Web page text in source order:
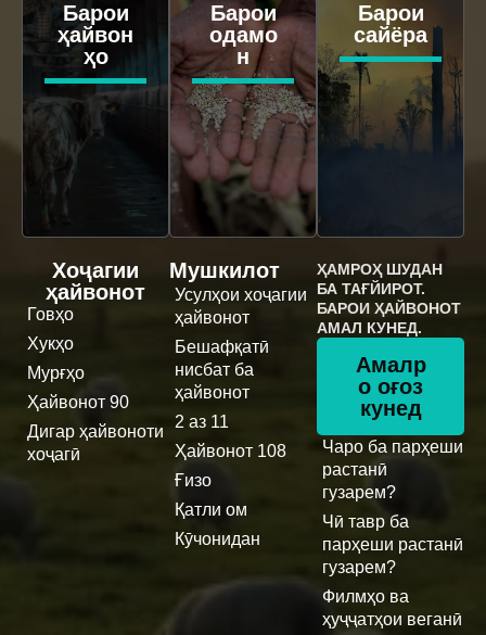
Барои
ҳайвон
ҳо
Барои
одамо
н
Барои
сайёра
Хоҷагии
ҳайвонот
Говҳо
Хукҳо
Мурғҳо
Ҳайвонот 90
Дигар ҳайвоноти
хоҷагӣ
Мушкилот
Усулҳои хоҷагии
ҳайвонот
Бешафқатӣ
нисбат ба
ҳайвонот
2 аз 11
Ҳайвонот 108
Ғизо
Қатли ом
Кӯчонидан
ҲАМРОҲ ШУДАН
БА ТАҒЙИРОТ.
БАРОИ ҲАЙВОНОТ
АМАЛ КУНЕД.
Амалр
о оғоз
кунед
Чаро ба парҳеши
растанӣ
гузарем?
Чӣ тавр ба
парҳеши растанӣ
гузарем?
Филмҳо ва
ҳуҷҷатҳои веганӣ